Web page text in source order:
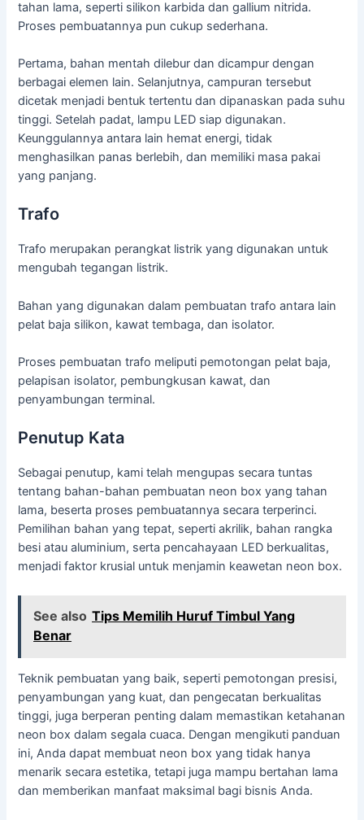
tahan lama, seperti silikon karbida dan gallium nitrida.
Proses pembuatannya pun cukup sederhana.
Pertama, bahan mentah dilebur dan dicampur dengan
berbagai elemen lain. Selanjutnya, campuran tersebut
dicetak menjadi bentuk tertentu dan dipanaskan pada suhu
tinggi. Setelah padat, lampu LED siap digunakan.
Keunggulannya antara lain hemat energi, tidak
menghasilkan panas berlebih, dan memiliki masa pakai
yang panjang.
Trafo
Trafo merupakan perangkat listrik yang digunakan untuk
mengubah tegangan listrik.
Bahan yang digunakan dalam pembuatan trafo antara lain
pelat baja silikon, kawat tembaga, dan isolator.
Proses pembuatan trafo meliputi pemotongan pelat baja,
pelapisan isolator, pembungkusan kawat, dan
penyambungan terminal.
Penutup Kata
Sebagai penutup, kami telah mengupas secara tuntas
tentang bahan-bahan pembuatan neon box yang tahan
lama, beserta proses pembuatannya secara terperinci.
Pemilihan bahan yang tepat, seperti akrilik, bahan rangka
besi atau aluminium, serta pencahayaan LED berkualitas,
menjadi faktor krusial untuk menjamin keawetan neon box.
See also Tips Memilih Huruf Timbul Yang
Benar
Teknik pembuatan yang baik, seperti pemotongan presisi,
penyambungan yang kuat, dan pengecatan berkualitas
tinggi, juga berperan penting dalam memastikan ketahanan
neon box dalam segala cuaca. Dengan mengikuti panduan
ini, Anda dapat membuat neon box yang tidak hanya
menarik secara estetika, tetapi juga mampu bertahan lama
dan memberikan manfaat maksimal bagi bisnis Anda.